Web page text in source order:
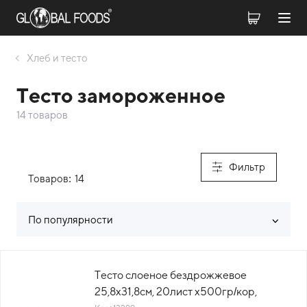
Хлеб и тесто
Тесто замороженное
14 товаров
Фильтр
Товаров: 14
По популярности
Тесто слоеное бездрожжевое
25,8х31,8см, 20лист х500гр/кор,